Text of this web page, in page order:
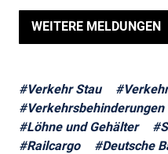
WEITERE MELDUNGEN
#Verkehr Stau
#Verkehrsbehinderungen
#Löhne und Gehälter
#Railcargo
#Deutsche